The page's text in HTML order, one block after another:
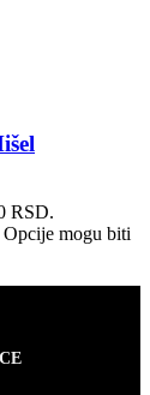
RSD.
mogu biti